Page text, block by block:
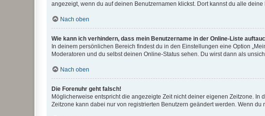
angezeigt, wenn du auf deinen Benutzernamen klickst. Dort kannst du alle
Nach oben
Wie kann ich verhindern, dass mein Benutzername in der Online-Liste
In deinem persönlichen Bereich findest du in den Einstellungen eine Option
Moderatoren und du selbst deinen Online-Status sehen. Du wirst dann als
Nach oben
Die Forenuhr geht falsch!
Möglicherweise entspricht die angezeigte Zeit nicht deiner eigenen Zeitzone. In
Zeitzone kann dabei nur von registrierten Benutzern geändert werden. Wenn